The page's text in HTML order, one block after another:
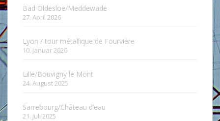
Bad Oldesloe/Meddewade
27. April 2026
Lyon / tour métallique de Fourvière
10. Januar 2026
Lille/Bouvigny le Mont
24. August 2025
Sarrebourg/Château d’eau
21. Juli 2025